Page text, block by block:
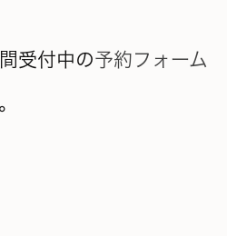
受付中の予約フォーム